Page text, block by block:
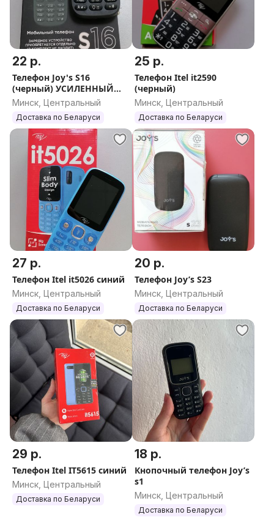
22 р.
Телефон Joy's S16
(черный) УСИЛЕННЫЙ
АКБ
Минск, Центральный
Доставка по Беларуси
25 р.
Телефон Itel it2590
(черный)
Минск, Центральный
Доставка по Беларуси
27 р.
Телефон Itel it5026 синий
Минск, Центральный
Доставка по Беларуси
20 р.
Телефон Joy’s S23
Минск, Центральный
Доставка по Беларуси
29 р.
Телефон Itel IT5615 синий
Минск, Центральный
Доставка по Беларуси
18 р.
Кнопочный телефон Joy’s
s1
Минск, Центральный
Доставка по Беларуси